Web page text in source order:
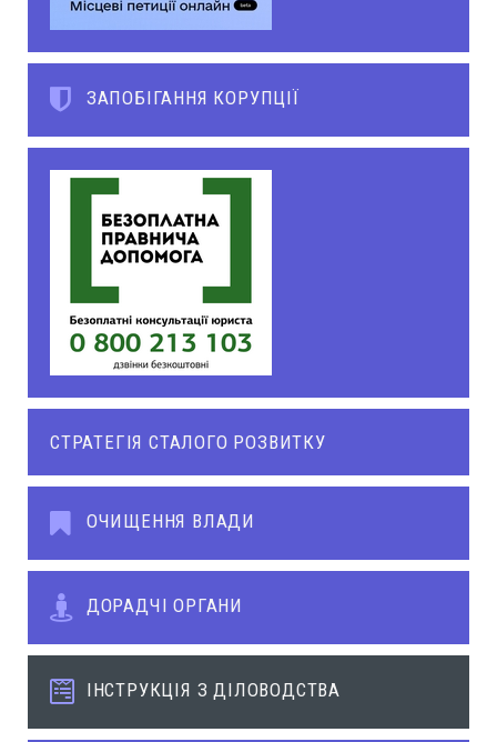
ЗАПОБІГАННЯ КОРУПЦІЇ
СТРАТЕГІЯ СТАЛОГО РОЗВИТКУ
ОЧИЩЕННЯ ВЛАДИ
ДОРАДЧІ ОРГАНИ
ІНСТРУКЦІЯ З ДІЛОВОДСТВА